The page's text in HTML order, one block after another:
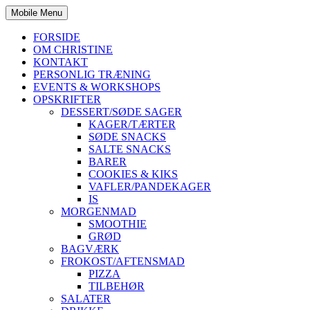
Mobile Menu
FORSIDE
OM CHRISTINE
KONTAKT
PERSONLIG TRÆNING
EVENTS & WORKSHOPS
OPSKRIFTER
DESSERT/SØDE SAGER
KAGER/TÆRTER
SØDE SNACKS
SALTE SNACKS
BARER
COOKIES & KIKS
VAFLER/PANDEKAGER
IS
MORGENMAD
SMOOTHIE
GRØD
BAGVÆRK
FROKOST/AFTENSMAD
PIZZA
TILBEHØR
SALATER